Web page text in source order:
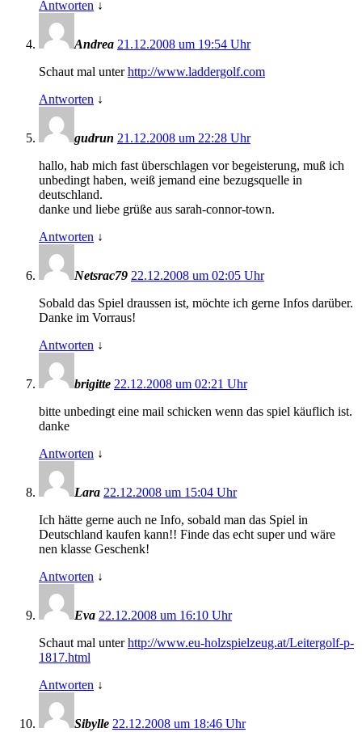
Antworten ↓
Andrea 21.12.2008 um 19:54 Uhr
Schaut mal unterhttp://www.laddergolf.com
Antworten ↓
gudrun 21.12.2008 um 22:28 Uhr
hallo, hab mich fast überschlagen vor begeisterung, muß ich
unbedingt haben, weiß jemand eine bezugsquelle in
deutschland.
danke und liebe grüße aus sarah-connor-town.
Antworten ↓
Netsrac79 22.12.2008 um 02:05 Uhr
Sobald das Spiel draussen ist, möchte ich gerne Infos darüber.
Danke im Vorraus!
Antworten ↓
brigitte 22.12.2008 um 02:21 Uhr
bitte unbedingt eine mail schicken wenn das spiel käuflich ist.
danke
Antworten ↓
Lara 22.12.2008 um 15:04 Uhr
Ich hätte gerne auch ne Info, sobald man das Spiel in
Deutschland kaufen kann!! Finde das echt super und wäre
nen klasse Geschenk!
Antworten ↓
Eva 22.12.2008 um 16:10 Uhr
Schaut mal unterhttp://www.eu-holzspielzeug.at/Leitergolf-p-
1817.html
Antworten ↓
Sibylle 22.12.2008 um 18:46 Uhr